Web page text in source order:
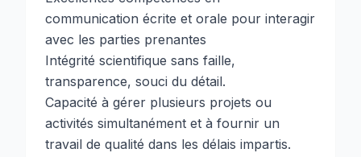
communication écrite et orale pour interagir
avec les parties prenantes
Intégrité scientifique sans faille,
transparence, souci du détail.
Capacité à gérer plusieurs projets ou
activités simultanément et à fournir un
travail de qualité dans les délais impartis.